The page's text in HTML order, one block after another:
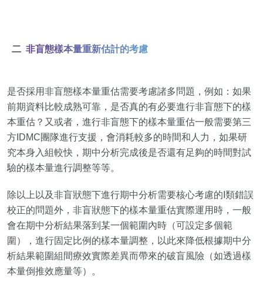
二 非盲態樣本量重新估計的考慮
是否採用非盲態樣本量重估需要考慮諸多問題，例如：如果
前期資料比較成熟可靠，是否真的有必要進行非盲態下的樣
本重估？又或者，進行非盲態下的樣本量重估一般需要第三
方IDMC團隊進行支援，會消耗較多的時間和人力，如果研
究本身入組較快，期中分析完成後是否還有足夠的時間對試
驗的樣本量進行調整等等。
除以上以及非盲狀態下進行期中分析需要核心考慮的I類錯誤
校正的問題外，非盲狀態下的樣本量重估實際運用時，一般
會在期中分析結果落到某一個範圍內時（可設定多個範
圍），進行固定比例的樣本量調整，以此來降低根據期中分
析結果範圍組間療效實際差異而帶來的破盲風險（如透過樣
本量倒推效應量等）。